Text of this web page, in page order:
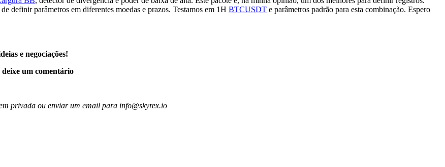
definir parâmetros em diferentes moedas e prazos. Testamos em 1H BTCUSDT e parâmetros padrão para esta combinação. Espero
e negociações!
deixe um comentário
privada ou enviar um email para info@skyrex.io